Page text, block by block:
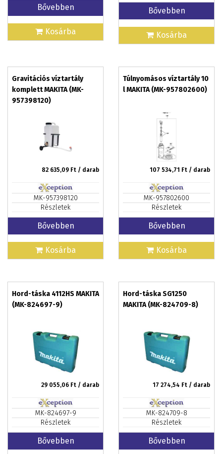
Bővebben
Kosárba
Bővebben
Kosárba
Gravitációs víztartály
komplett MAKITA (MK-
957398120)
82 635,09 Ft / darab
MK-957398120
Részletek
Bővebben
Kosárba
Túlnyomásos víztartály 10
l MAKITA (MK-957802600)
107 534,71 Ft / darab
MK-957802600
Részletek
Bővebben
Kosárba
Hord-táska 4112HS MAKITA
(MK-824697-9)
29 055,06 Ft / darab
MK-824697-9
Részletek
Bővebben
Hord-táska SG1250
MAKITA (MK-824709-8)
17 274,54 Ft / darab
MK-824709-8
Részletek
Bővebben